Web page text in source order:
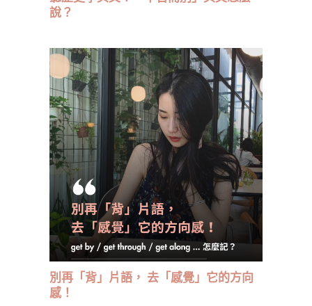
說？
別再「背」片語， 去「感覺」它的方向
感！